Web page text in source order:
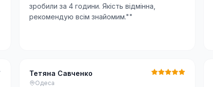
зробили за 4 години. Якість відмінна,
рекомендую всім знайомим.""
Тетяна Савченко
Одеса